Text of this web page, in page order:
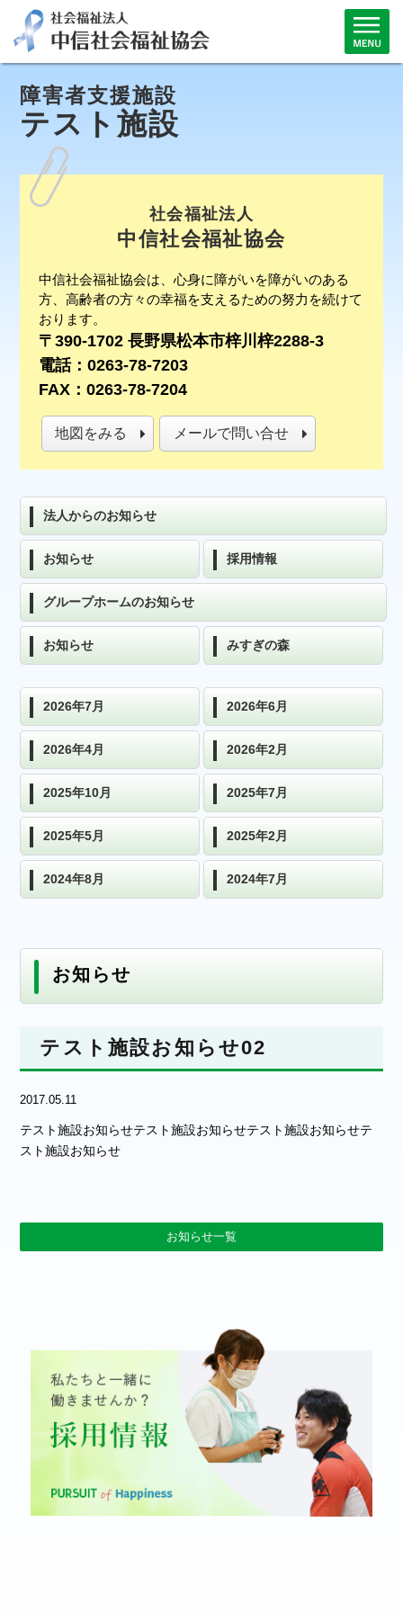
障害者支援施設
テスト施設
社会福祉法人
中信社会福祉協会
中信社会福祉協会は、心身に障がいを障がいのある
方、高齢者の方々の幸福を支えるための努力を続けて
おります。
〒390-1702 長野県松本市梓川梓2288-3
電話：0263-78-7203
FAX：0263-78-7204
地図をみる メールで問い合せ
法人からのお知らせ
お知らせ 採用情報
グループホームのお知らせ
お知らせ みすぎの森
2026年7月 2026年6月
2026年4月 2026年2月
2025年10月 2025年7月
2025年5月 2025年2月
2024年8月 2024年7月
お知らせ
テスト施設お知らせ02
2017.05.11
テスト施設お知らせテスト施設お知らせテスト施設お知らせテ
スト施設お知らせ
お知らせ一覧